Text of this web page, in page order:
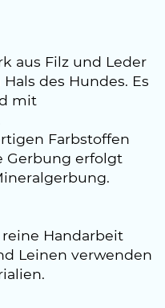
aus Filz und Leder
des Hundes. Es
mit
Farbstoffen
Gerbung erfolgt
Handarbeit
Leinen verwenden